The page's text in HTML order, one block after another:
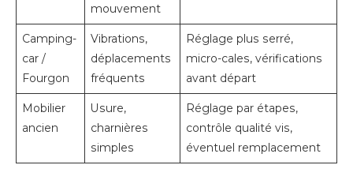
mouvement
Camping-
car /
Fourgon
Vibrations,
déplacements
fréquents
Réglage plus serré,
micro-cales, vérifications
avant départ
Mobilier
ancien
Usure,
charnières
simples
Réglage par étapes,
contrôle qualité vis,
éventuel remplacement